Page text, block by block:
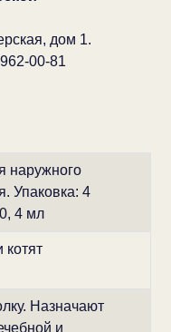
дом 1.
00-81
наружного
Упаковка: 4
4 мл
котят
Назначают
и